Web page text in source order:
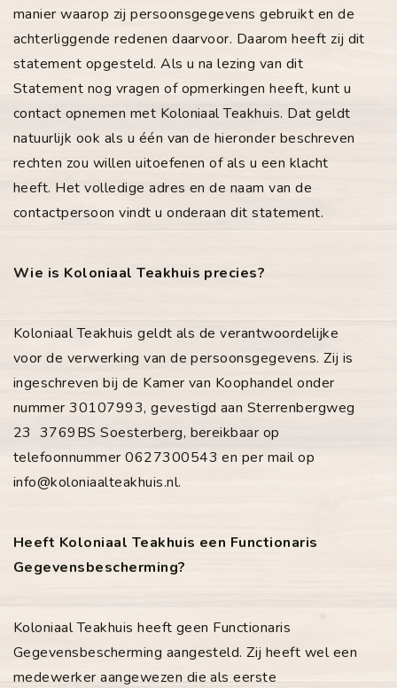
manier waarop zij persoonsgegevens gebruikt en de
achterliggende redenen daarvoor. Daarom heeft zij dit
statement opgesteld. Als u na lezing van dit
Statement nog vragen of opmerkingen heeft, kunt u
contact opnemen met Koloniaal Teakhuis. Dat geldt
natuurlijk ook als u één van de hieronder beschreven
rechten zou willen uitoefenen of als u een klacht
heeft. Het volledige adres en de naam van de
contactpersoon vindt u onderaan dit statement.
Wie is Koloniaal Teakhuis precies?
Koloniaal Teakhuis geldt als de verantwoordelijke
voor de verwerking van de persoonsgegevens. Zij is
ingeschreven bij de Kamer van Koophandel onder
nummer 30107993, gevestigd aan Sterrenbergweg
23 3769BS Soesterberg, bereikbaar op
telefoonnummer 0627300543 en per mail op
info@koloniaalteakhuis.nl.
Heeft Koloniaal Teakhuis een Functionaris
Gegevensbescherming?
Koloniaal Teakhuis heeft geen Functionaris
Gegevensbescherming aangesteld. Zij heeft wel een
medewerker aangewezen die als eerste